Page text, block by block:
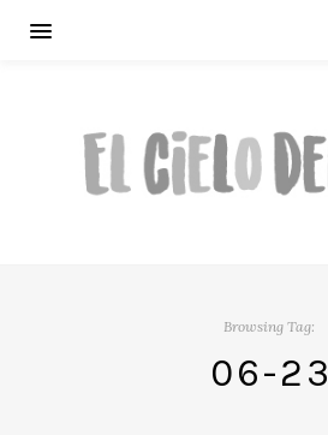
Browsing Tag:
06-23